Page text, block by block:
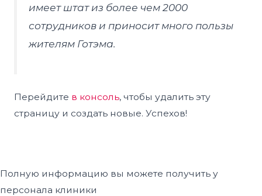
имеет штат из более чем 2000
сотрудников и приносит много пользы
жителям Готэма.
Перейдите в консоль, чтобы удалить эту
страницу и создать новые. Успехов!
Полную информацию вы можете получить у
персонала клиники